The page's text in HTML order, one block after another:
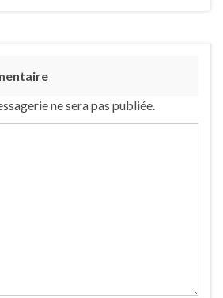
ne sera pas publiée.